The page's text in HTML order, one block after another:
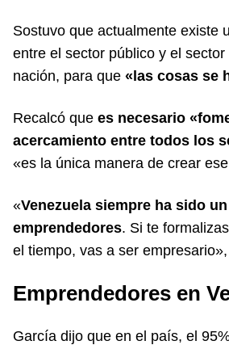
Sostuvo que actualmente existe
entre el sector público y el
nación, para que «las cosas se
Recalcó que es necesario
acercamiento entre todos los
«es la única manera de crear
«Venezuela siempre ha sido
emprendedores. Si te
el tiempo, vas a ser
Emprendedores en
García dijo que en el país, el